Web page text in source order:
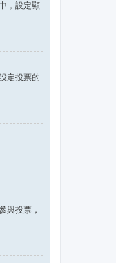
，設定顯
定投票的
與投票，